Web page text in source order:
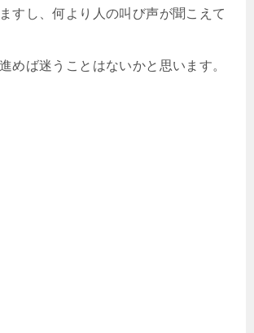
すし、何より人の叫び声が聞こえて
めば迷うことはないかと思います。